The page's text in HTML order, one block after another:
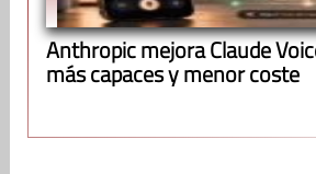
Anthropic mejora Claude
más capaces y menor coste